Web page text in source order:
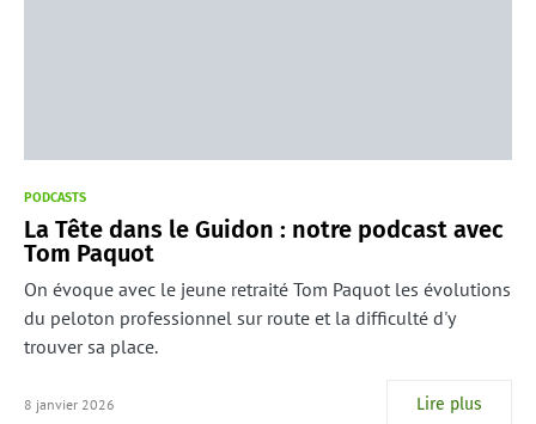
PODCASTS
La Tête dans le Guidon : notre podcast avec
Tom Paquot
On évoque avec le jeune retraité Tom Paquot les évolutions
du peloton professionnel sur route et la difficulté d'y
trouver sa place.
8 janvier 2026 Lire plus